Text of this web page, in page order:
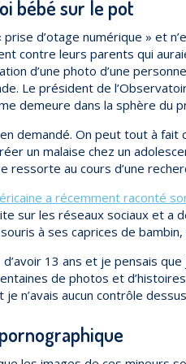
bébé sur le pot
d’otage numérique » et
contre leurs parents qui
d’une photo d’une
Le président de
demeure dans la sphère du
demandé. On peut tout à
un malaise chez un
ressorte au cours d’une
a récemment raconté
sur les réseaux sociaux et
à ses caprices de
13 ans et je pensais
de photos et
n’avais aucun contrôle